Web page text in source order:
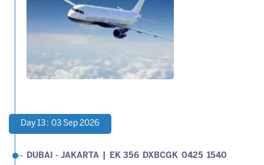
Day 13 : 03 Sep 2026
DUBAI - JAKARTA | EK 356 DXBCGK 0425 1540